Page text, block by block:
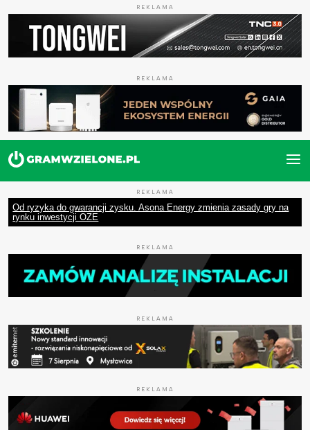
REKLAMA
REKLAMA
REKLAMA
Od ryzyka do gwarancji zysku. Asona Energy zmienia zasady gry na
rynku inwestycji OZE
REKLAMA
REKLAMA
REKLAMA